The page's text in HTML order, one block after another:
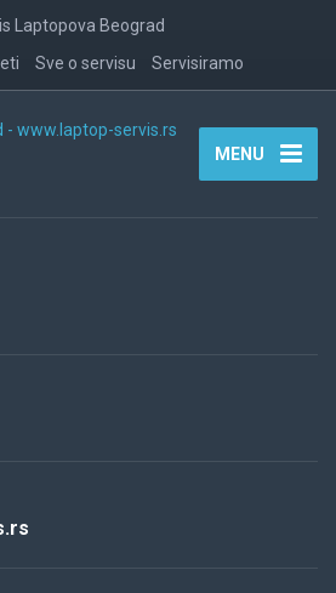
Laptopova Beograd
Sve o servisu Servisiramo
MENU